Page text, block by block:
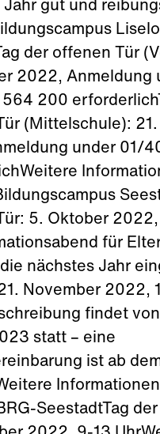
Jahr gut und
der offenen Tür
2022, Anmeldung
200
(Mittelschule):
under 01/
5. Oktober 2022,
für
nächstes Jahr
November 2022,
findet
statt – eine
ist ab
SeestadtTag